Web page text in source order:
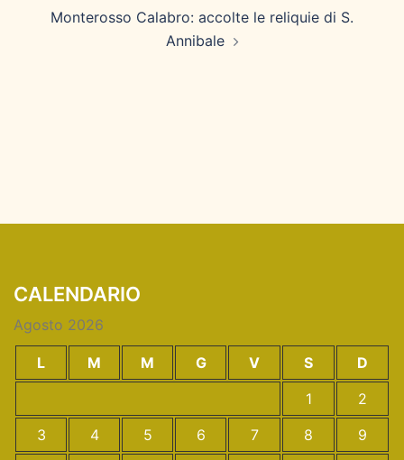
Monterosso Calabro: accolte le reliquie di S.
Annibale
CALENDARIO
Agosto 2026
L M M G V S
D
1
2
3
4 5 6 7 8
9